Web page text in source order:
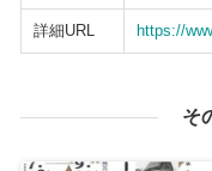
詳細URL https://
そ